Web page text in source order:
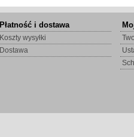
Płatność i dostawa
Koszty wysyłki
Dostawa